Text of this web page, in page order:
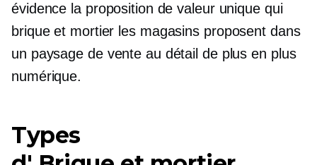
évidence la proposition de valeur unique qui
brique et mortier les magasins proposent dans
un paysage de vente au détail de plus en plus
numérique.
Types